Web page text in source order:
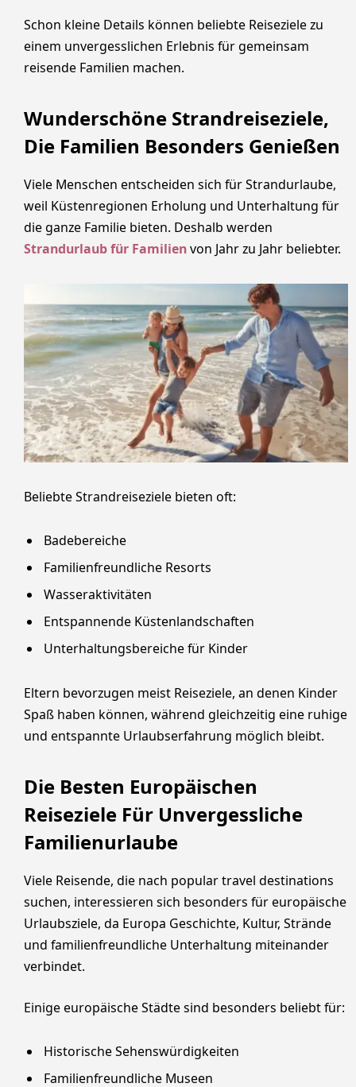
Schon kleine Details können beliebte Reiseziele zu
einem unvergesslichen Erlebnis für gemeinsam
reisende Familien machen.
Wunderschöne Strandreiseziele,
Die Familien Besonders Genießen
Viele Menschen entscheiden sich für Strandurlaube,
weil Küstenregionen Erholung und Unterhaltung für
die ganze Familie bieten. Deshalb werden
Strandurlaub für Familienvon Jahr zu Jahr beliebter.
Beliebte Strandreiseziele bieten oft:
Badebereiche
Familienfreundliche Resorts
Wasseraktivitäten
Entspannende Küstenlandschaften
Unterhaltungsbereiche für Kinder
Eltern bevorzugen meist Reiseziele, an denen Kinder
Spaß haben können, während gleichzeitig eine ruhige
und entspannte Urlaubserfahrung möglich bleibt.
Die Besten Europäischen
Reiseziele Für Unvergessliche
Familienurlaube
Viele Reisende, die nach popular travel destinations
suchen, interessieren sich besonders für europäische
Urlaubsziele, da Europa Geschichte, Kultur, Strände
und familienfreundliche Unterhaltung miteinander
verbindet.
Einige europäische Städte sind besonders beliebt für:
Historische Sehenswürdigkeiten
Familienfreundliche Museen